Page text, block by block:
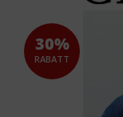
30%
RABATT